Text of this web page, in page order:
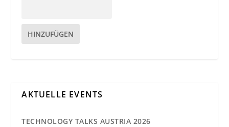
HINZUFÜGEN
AKTUELLE EVENTS
TECHNOLOGY TALKS AUSTRIA 2026